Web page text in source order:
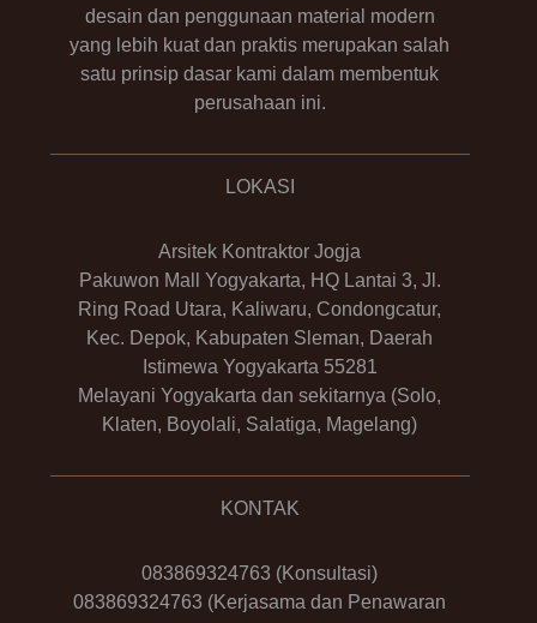
desain dan penggunaan material modern
yang lebih kuat dan praktis merupakan salah
satu prinsip dasar kami dalam membentuk
perusahaan ini.
LOKASI
Arsitek Kontraktor Jogja
Pakuwon Mall Yogyakarta, HQ Lantai 3, Jl.
Ring Road Utara, Kaliwaru, Condongcatur,
Kec. Depok, Kabupaten Sleman, Daerah
Istimewa Yogyakarta 55281
Melayani Yogyakarta dan sekitarnya (Solo,
Klaten, Boyolali, Salatiga, Magelang)
KONTAK
083869324763 (Konsultasi)
083869324763 (Kerjasama dan Penawaran